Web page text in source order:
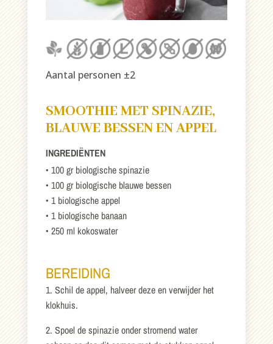
Aantal personen ±2
SMOOTHIE MET SPINAZIE,
BLAUWE BESSEN EN APPEL
INGREDIËNTEN
• 100 gr biologische spinazie
• 100 gr biologische blauwe bessen
• 1 biologische appel
• 1 biologische banaan
• 250 ml kokoswater
BEREIDING
1. Schil de appel, halveer deze en verwijder het
klokhuis.
2. Spoel de spinazie onder stromend water